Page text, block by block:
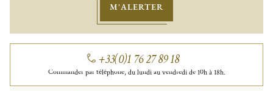
M'ALERTER
+33(0)1 76 27 89 18
Commander par téléphone, du lundi au vendredi de 10h à 18h.